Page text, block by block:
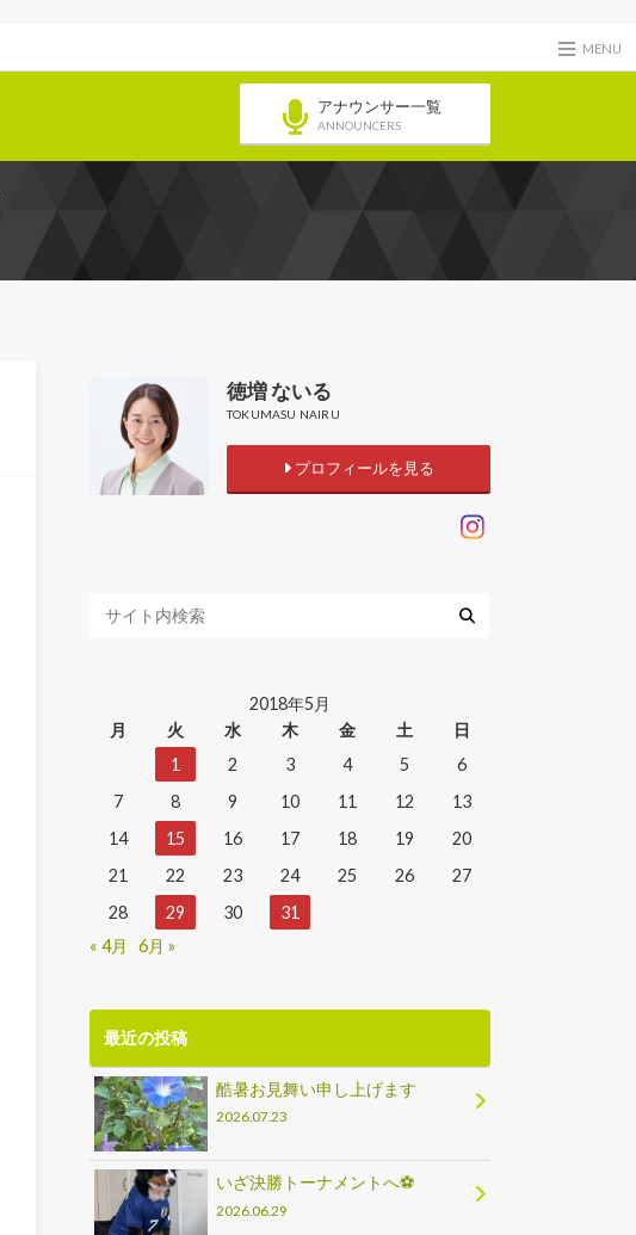
MENU
アナウンサー一覧
ANNOUNCERS
徳増 ないる
TOKUMASU NAIRU
プロフィールを見る
2018年5月
月
火 水 木 金 土
日
1
2 3 4 5
6
7
8 9 10 11 12
13
14
15 16 17 18 19
20
21
22 23 24 25 26
27
28
29 30
31
« 4月
6月 »
最近の投稿
酷暑お見舞い申し上げます
2026.07.23
いざ決勝トーナメントへ⚽
2026.06.29